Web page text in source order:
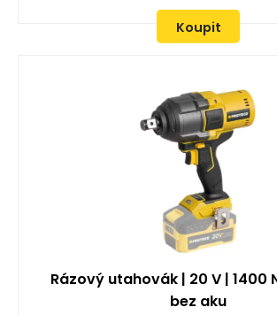
Koupit
Rázový utahovák | 20 V | 1400
bez aku